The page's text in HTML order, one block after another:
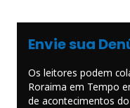
Envie sua
Os leitores podem
Roraima em Tempo
de acontecimentos